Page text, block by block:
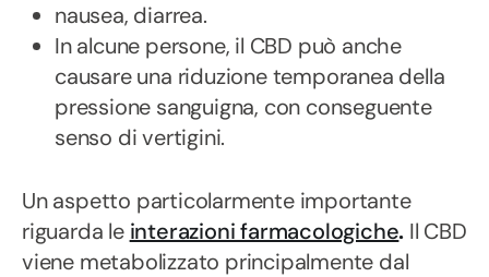
nausea, diarrea.
In alcune persone, il CBD può anche
causare una riduzione temporanea della
pressione sanguigna, con conseguente
senso di vertigini.
Un aspetto particolarmente importante
riguarda le interazioni farmacologiche. Il CBD
viene metabolizzato principalmente dal